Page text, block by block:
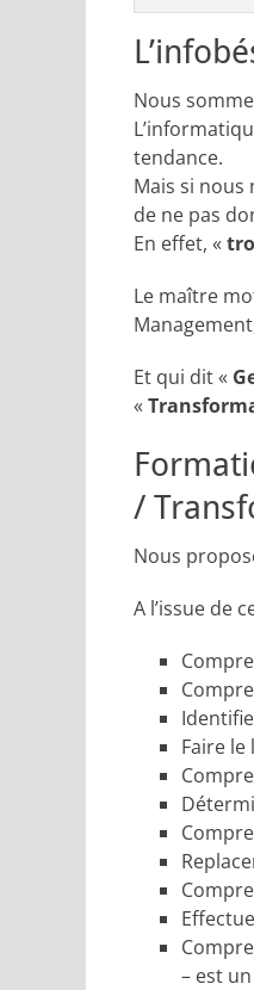
Nous
tendance.
Mais si nous
de ne pas
En effet, «
Le maître
Et qui dit «
«
/
Nous
A l’issue de
Faire le
– est